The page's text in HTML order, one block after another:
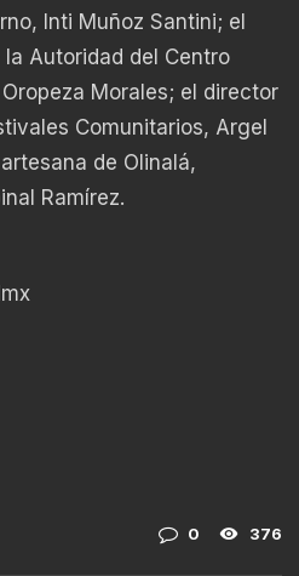
Inti Muñoz Santini; el
Autoridad del Centro
Morales; el director
Comunitarios, Argel
de Olinalá,
Ramírez.
0 376